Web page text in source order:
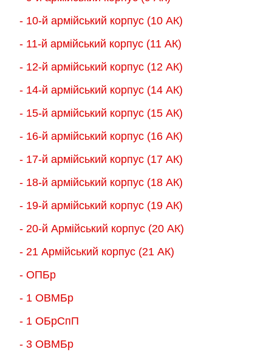
- 10-й армійський корпус (10 АК)
- 11-й армійський корпус (11 АК)
- 12-й армійський корпус (12 АК)
- 14-й армійський корпус (14 АК)
- 15-й армійський корпус (15 АК)
- 16-й армійський корпус (16 АК)
- 17-й армійський корпус (17 АК)
- 18-й армійський корпус (18 AК)
- 19-й армійський корпус (19 АК)
- 20-й Армійський корпус (20 АК)
- 21 Армійський корпус (21 АК)
- ОПБр
- 1 ОВМБр
- 1 ОБрСпП
- 3 ОВМБр